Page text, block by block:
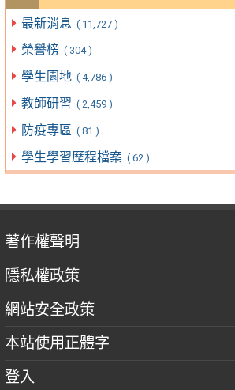
最新消息 ( 11,727 )
榮譽榜 ( 304 )
學生園地 ( 4,786 )
教師研習 ( 2,459 )
防疫專區 ( 81 )
學生學習歷程檔案 ( 62 )
著作權聲明
隱私權政策
網站安全政策
本站使用正體字
登入